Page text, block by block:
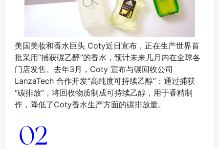
美国美妆和香水巨头 Coty近日宣布，正在生产世界首
批采用“捕获碳乙醇”的香水，预计未来几月内在全球各
门店发售。去年3月，Coty 宣布与碳回收公司
LanzaTech 合作开发“高纯度可持续乙醇”：通过捕获
“碳排放”，将回收物质制成可持续乙醇，用于香精制
作，降低了Coty香水生产方面的碳排放量。